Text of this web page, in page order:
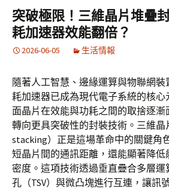
要
內
容
突破極限！三維晶片堆疊
耗加速器效能翻倍？
2026-06-05 生活情報
隨著人工智慧、邊緣運算與物聯網
耗加速器已成為現代電子系統的核
面晶片在效能與功耗之間的取捨逐
轉向更具突破性的封裝技術。三維晶
stacking）正是這場革命中的關鍵角
短晶片間的通訊距離，還能顯著降
密度。這項技術透過垂直疊合多層
孔（TSV）與微凸塊進行互連，讓訊